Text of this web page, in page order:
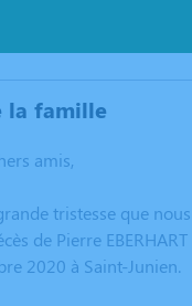
la famille
amis,
tristesse que
de Pierre
2020 à Saint-Junien.